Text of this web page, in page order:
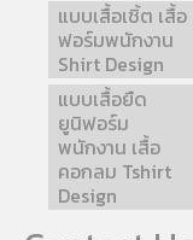
แบบเสื้อเชิ้ต เสื้อ
ฟอร์มพนักงาน
Shirt Design
แบบเสื้อยืด
ยูนิฟอร์ม
พนักงาน เสื้อ
คอกลม Tshirt
Design